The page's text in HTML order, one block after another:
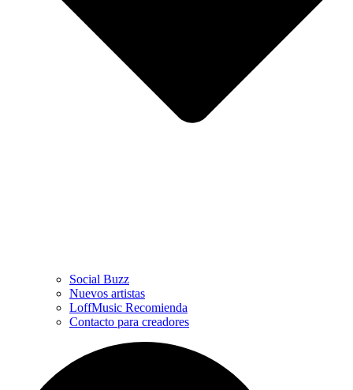
Social Buzz
Nuevos artistas
LoffMusic Recomienda
Contacto para creadores